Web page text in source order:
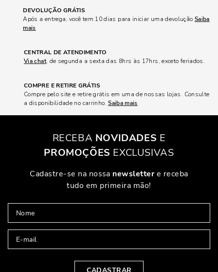
DEVOLUÇÃO GRÁTIS
Após a entrega, você tem 10 dias para iniciar uma devolução Saiba
mais
CENTRAL DE ATENDIMENTO
Via chat, de segunda a sexta das 8hrs às 17hrs, exceto feriados.
COMPRE E RETIRE GRÁTIS
Compre pelo site e retire grátis em uma de nossas lojas. Consulte
a disponibilidade no carrinho.Saiba mais
RECEBA NOVIDADES E
PROMOÇÕES EXCLUSIVAS
Cadastre-se na nossa newslettere receba
tudo em primeira mão!